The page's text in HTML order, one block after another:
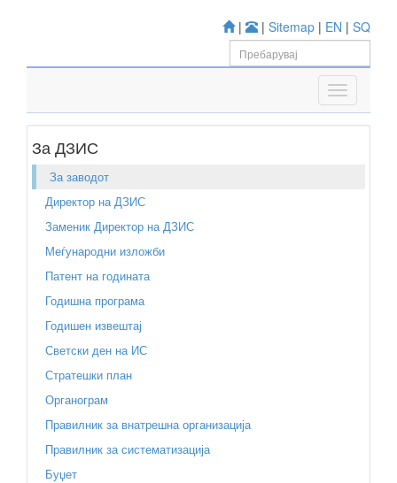
| | Sitemap | EN | SQ
За ДЗИС
За заводот
Директор на ДЗИС
Заменик Директор на ДЗИС
Меѓународни изложби
Патент на годината
Годишна програма
Годишен извештај
Светски ден на ИС
Стратешки план
Органограм
Правилник за внатрешна организација
Правилник за систематизација
Буџет